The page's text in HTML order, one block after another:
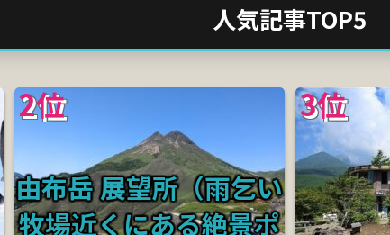
人気記事TOP5
2位
由布岳 展望所（雨乞い
牧場近くにある絶景ポ
3位